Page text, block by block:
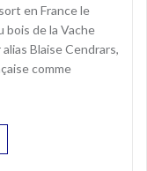
en France le
bois de la Vache
Blaise Cendrars,
comme